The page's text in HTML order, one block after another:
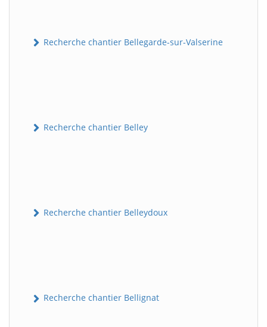
Recherche chantier Bellegarde-sur-Valserine
Recherche chantier Belley
Recherche chantier Belleydoux
Recherche chantier Bellignat